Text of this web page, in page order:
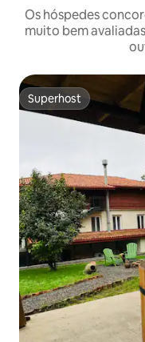
Os hóspedes
muito bem
Superhost
Superhost